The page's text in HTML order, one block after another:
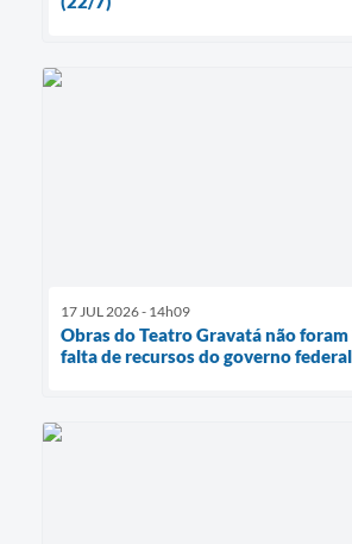
17 JUL 2026 - 14h09
Obras do Teatro Gravatá não
falta de recursos do governo federal